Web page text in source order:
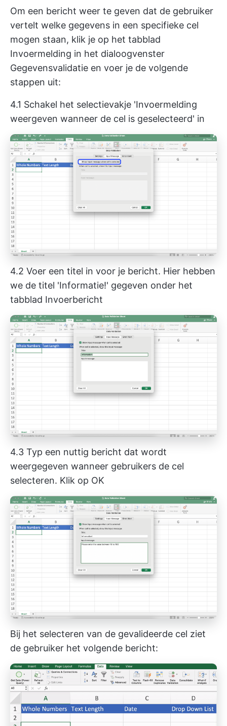
Om een bericht weer te geven dat de gebruiker
vertelt welke gegevens in een specifieke cel
mogen staan, klik je op het tabblad
Invoermelding in het dialoogvenster
Gegevensvalidatie en voer je de volgende
stappen uit:
4.1 Schakel het selectievakje 'Invoermelding
weergeven wanneer de cel is geselecteerd' in
4.2 Voer een titel in voor je bericht. Hier hebben
we de titel 'Informatie!' gegeven onder het
tabblad Invoerbericht
4.3 Typ een nuttig bericht dat wordt
weergegeven wanneer gebruikers de cel
selecteren. Klik op OK
Bij het selecteren van de gevalideerde cel ziet
de gebruiker het volgende bericht: